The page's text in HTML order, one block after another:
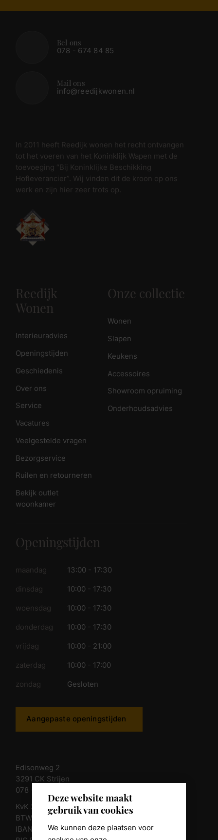
Deze website maakt
gebruik van cookies
We kunnen deze plaatsen voor
Bel ons
078 - 674 84 85
Mail ons
info@reedijkwonen.nl
In 2011 heeft Reedijk wonen het recht ontvangen
tot het voeren van het Koninklijk Wapen met de
toevoeging “Bij Koninklijke Beschikking
Hofleverancier”. Wij vinden dit de kroon op ons
werk en zijn hier zeer trots op.
Reedijk
Wonen
Interieuradvies
Openingstijden
Geschiedenis
Over ons
Service
Vacatures
Veelgestelde vragen
Bezorgservice
Ruilen en retourneren
Bekijk outlet
woonkamer
Onze collectie
Wonen
Slapen
Keukens
Accessoires
Showroom opruiming
Onderhoudsadvies
Openingstijden
maandag 13:00 - 17:30
dinsdag 10:00 - 17:30
woensdag 10:00 - 17:30
donderdag 10:00 - 17:30
vrijdag 10:00 - 21:00
zaterdag 10:00 - 17:00
zondag Gesloten
Aangepaste openingstijden
Edisonweg 2
3291 CK Strijen
078 - 674 84 85
KvK 23011135
BTW nr. NL 805098938.B.01
IBAN NL10 RABO 0361 8039 58